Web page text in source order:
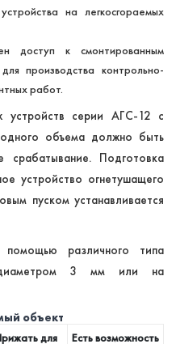
на легкосгораемых
доступ к смонтированным
производства контрольно-
работ.
устройств серии АГС-12 с
объема должно быть
срабатывание. Подготовка
устройство огнетушащего
пуском устанавливается
помощью различного типа
диаметром 3 мм или на
объект
для
Есть возможность